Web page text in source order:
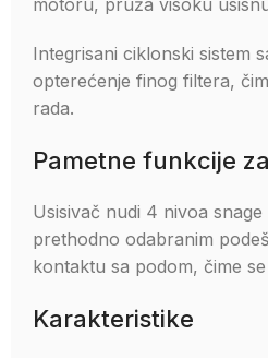
motoru, pruža visoku
Integrisani ciklonski sistem
opterećenje finog filtera,
rada.
Pametne funkcije
Usisivač nudi 4 nivoa
prethodno odabranim
kontaktu sa podom, čime
Karakteristike